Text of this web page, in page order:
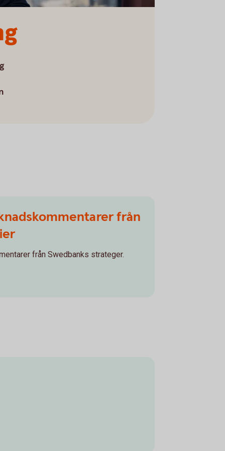
från
från Swedbanks strateger.